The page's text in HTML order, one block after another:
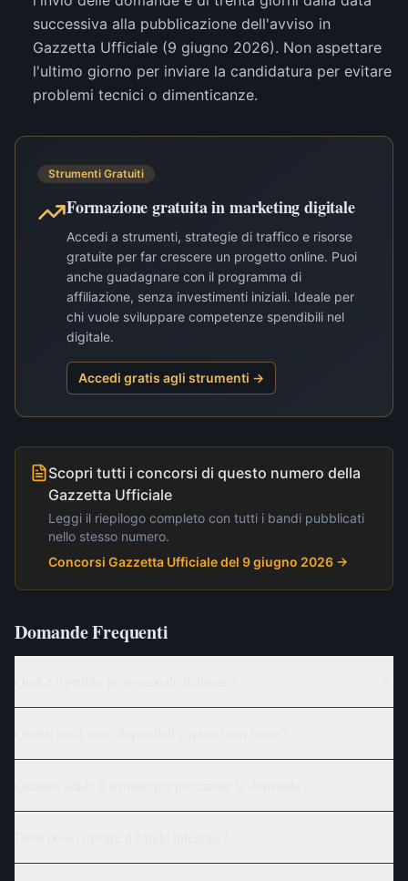
successiva alla pubblicazione dell'avviso in
Gazzetta Ufficiale (9 giugno 2026). Non aspettare
l'ultimo giorno per inviare la candidatura per evitare
problemi tecnici o dimenticanze.
Strumenti Gratuiti
Formazione gratuita in marketing digitale
Accedi a strumenti, strategie di traffico e risorse
gratuite per far crescere un progetto online. Puoi
anche guadagnare con il programma di
affiliazione, senza investimenti iniziali. Ideale per
chi vuole sviluppare competenze spendibili nel
digitale.
Accedi gratis agli strumenti →
Scopri tutti i concorsi di questo numero della
Gazzetta Ufficiale
Leggi il riepilogo completo con tutti i bandi pubblicati
nello stesso numero.
Concorsi Gazzetta Ufficiale del 9 giugno 2026 →
Domande Frequenti